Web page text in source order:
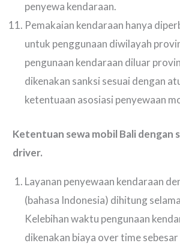
penyewa kendaraan.
Pemakaian kendaraan hanya
untuk penggunaan diwilayah
pengunaan kendaraan diluar
dikenakan sanksi sesuai dengan
ketentuaan asosiasi penyewaan
Ketentuan sewa mobil Bali dengan
driver.
Layanan penyewaan kendaraan
(bahasa Indonesia) dihitung
Kelebihan waktu pengunaan
dikenakan biaya over time